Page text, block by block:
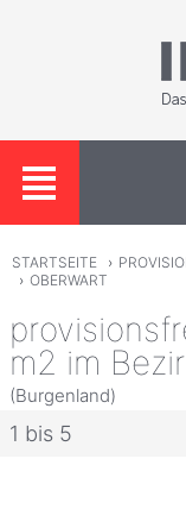
STARTSEITE ›
› OBERWART
m2 im
(Burgenland)
1 bis 5